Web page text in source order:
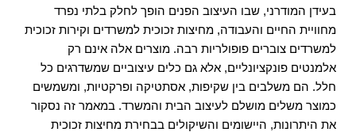
בעידן המודרני, שבו העיצוב הפנים הופך לחלק בלתי נפרד
מחוויית החיים והעבודה, מחיצות זכוכית למשרדים וקירות זכוכית
למשרדים צוברים פופולריות רבה. מוצרים אלה אינם רק
אלמנטים פונקציונליים, אלא גם כלים עיצוביים שמשדרגים כל
חלל. הם משלבים בין שקיפות, אסתטיקה ופרקטיות, ומשמשים
כמוצר משלים מושלם לעיצוב הבית והמשרד. במאמר זה נסקור
את היתרונות, היישומים והשיקולים בבחירת מחיצות זכוכית